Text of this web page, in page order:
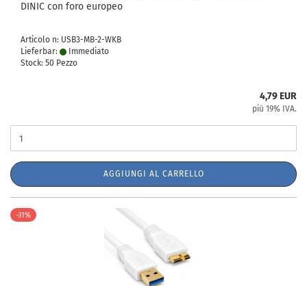
DINIC con foro europeo
Articolo n: USB3-MB-2-WKB
Lieferbar:
Immediato
Stock: 50 Pezzo
4,79 EUR
più 19% IVA.
AGGIUNGI AL CARRELLO
-31%